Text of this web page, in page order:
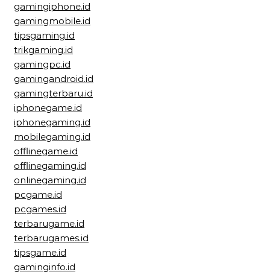
gamingiphone.id
gamingmobile.id
tipsgaming.id
trikgaming.id
gamingpc.id
gamingandroid.id
gamingterbaru.id
iphonegame.id
iphonegaming.id
mobilegaming.id
offlinegame.id
offlinegaming.id
onlinegaming.id
pcgame.id
pcgames.id
terbarugame.id
terbarugames.id
tipsgame.id
gaminginfo.id